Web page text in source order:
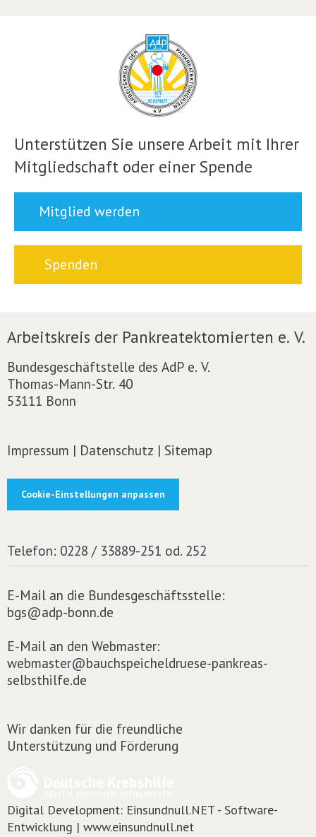
Unterstützen Sie unsere Arbeit mit Ihrer
Mitgliedschaft oder einer Spende
Mitglied werden
Spenden
Arbeitskreis der Pankreatektomierten e. V.
Bundesgeschäftstelle des AdP e. V.
Thomas-Mann-Str. 40
53111 Bonn
Impressum | Datenschutz | Sitemap
Cookie-Einstellungen anpassen
Telefon: 0228 / 33889-251 od. 252
E-Mail an die Bundesgeschäftsstelle:
bgs@adp-bonn.de
E-Mail an den Webmaster:
webmaster@bauchspeicheldruese-pankreas-
selbsthilfe.de
Wir danken für die freundliche
Unterstützung und Förderung
Digital Development: Einsundnull.NET - Software-
Entwicklung | www.einsundnull.net